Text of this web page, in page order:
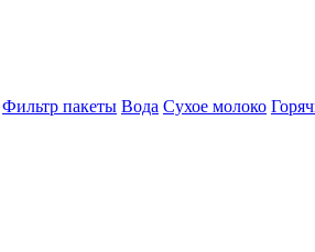
Фильтр пакеты Вода Сухое молоко